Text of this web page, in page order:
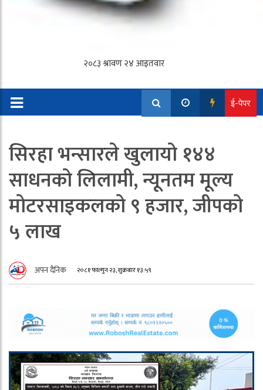
ई-पेपर
सिरहा भन्सारले खुलायो १४४
साधनको लिलामी, न्यूनतम मूल्य
मोटरसाइकलको ९ हजार, जीपको
५ लाख
अपन दैनिक २०८१ फाल्गुन २३, शुक्रबार १३:५९